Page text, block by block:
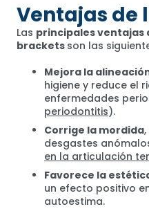
Ventajas de
Las principales ventajas
brackets son las
Mejora la
higiene y reduce el
enfermedades
periodontitis).
Corrige la mordida
desgastes
en la articulación
Favorece la
un efecto positivo
autoestima.